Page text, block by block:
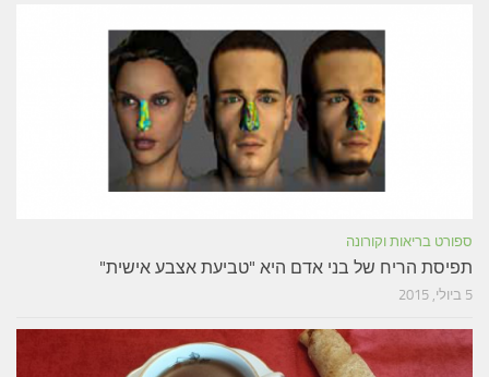
ספורט בריאות וקורונה
תפיסת הריח של בני אדם היא "טביעת אצבע אישית"
5 ביולי, 2015